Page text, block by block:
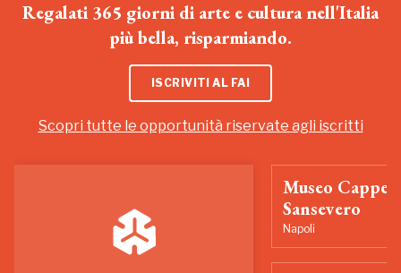
Regalati 365 giorni di arte e cultura nell'Italia
più bella, risparmiando.
ISCRIVITI AL FAI
Scopri tutte le opportunità riservate agli iscritti
Museo
Sansevero
Napoli